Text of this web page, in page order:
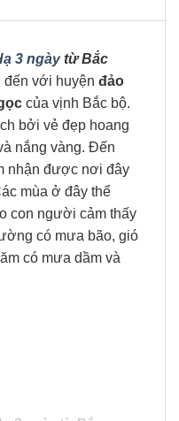
3 ngàytừ Bắc
đến với huyện đảo
của vịnh Bắc bộ.
bởi vẻ đẹp hoang
nắng vàng. Đến
nhận được nơi đây
mùa ở đây thể
con người cảm thấy
có mưa bão, gió
có mưa dầm và